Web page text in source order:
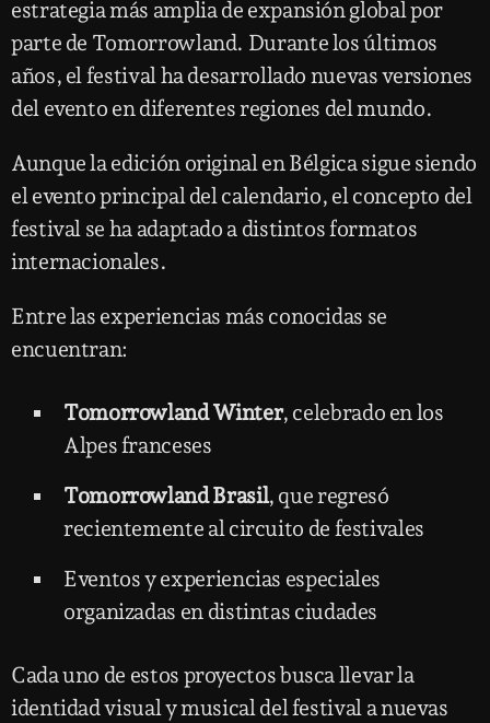
estrategia más amplia de expansión global por
parte de Tomorrowland. Durante los últimos
años, el festival ha desarrollado nuevas versiones
del evento en diferentes regiones del mundo.
Aunque la edición original en Bélgica sigue siendo
el evento principal del calendario, el concepto del
festival se ha adaptado a distintos formatos
internacionales.
Entre las experiencias más conocidas se
encuentran:
Tomorrowland Winter, celebrado en los
Alpes franceses
Tomorrowland Brasil, que regresó
recientemente al circuito de festivales
Eventos y experiencias especiales
organizadas en distintas ciudades
Cada uno de estos proyectos busca llevar la
identidad visual y musical del festival a nuevas